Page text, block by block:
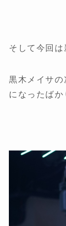
そして今回は
黒木メイサ
になったばか